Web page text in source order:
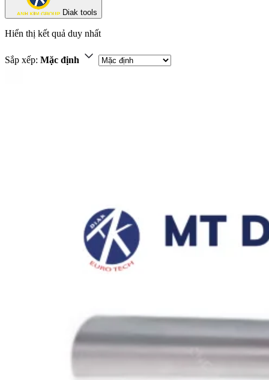
Diak tools
Hiển thị kết quả duy nhất
Sắp xếp: Mặc định